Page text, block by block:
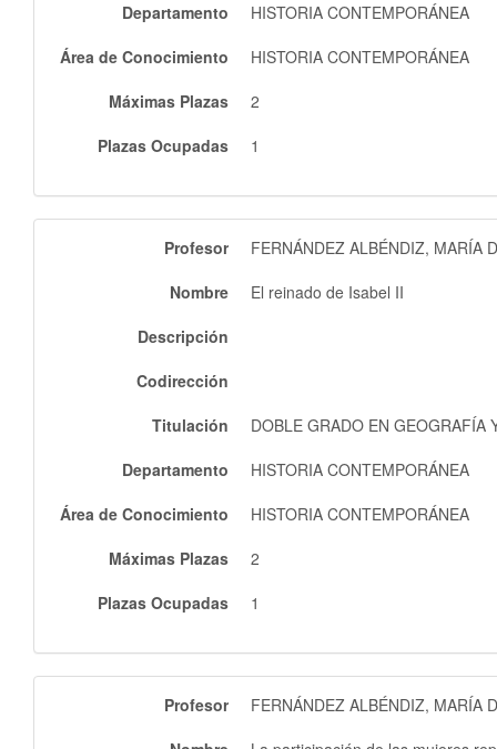
Departamento
HISTORIA CONTEMPORÁNEA
Área de Conocimiento
HISTORIA CONTEMPORÁNEA
Máximas Plazas
2
Plazas Ocupadas
1
Profesor
FERNÁNDEZ ALBÉNDIZ, MARÍA
Nombre
El reinado de Isabel II
Descripción
Codirección
Titulación
DOBLE GRADO EN GEOGRAFÍA
Departamento
HISTORIA CONTEMPORÁNEA
Área de Conocimiento
HISTORIA CONTEMPORÁNEA
Máximas Plazas
2
Plazas Ocupadas
1
Profesor
FERNÁNDEZ ALBÉNDIZ, MARÍA